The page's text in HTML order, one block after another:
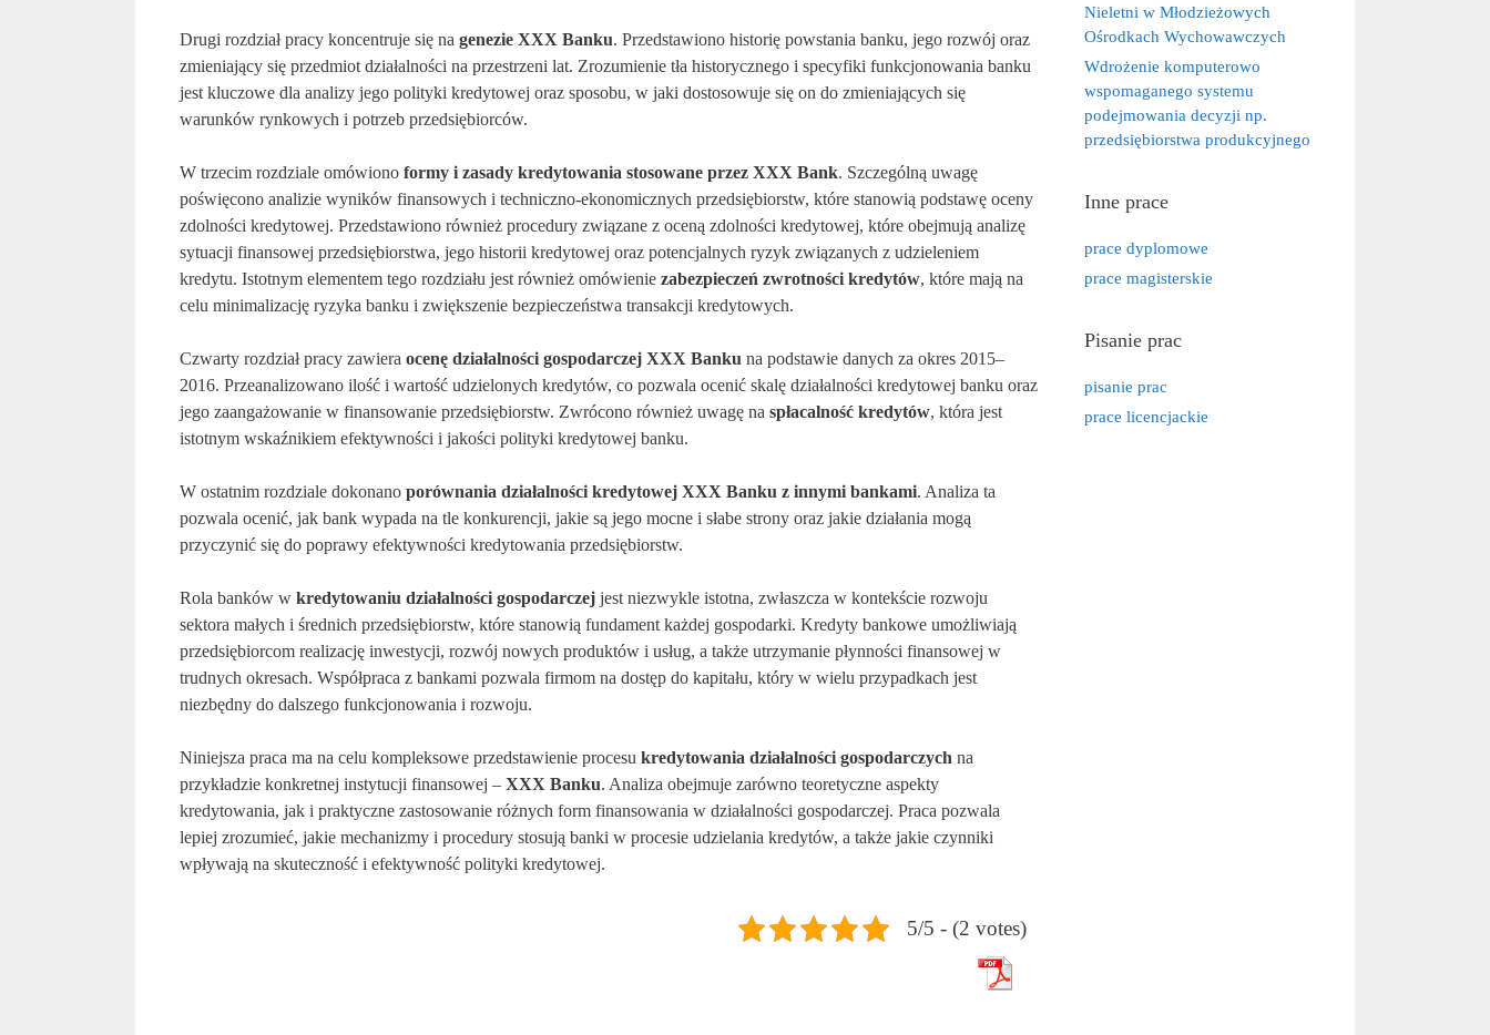
Drugi rozdział pracy koncentruje się na genezie XXX Banku. Przedstawiono historię powstania banku, jego rozwój oraz
zmieniający się przedmiot działalności na przestrzeni lat. Zrozumienie tła historycznego i specyfiki funkcjonowania banku
jest kluczowe dla analizy jego polityki kredytowej oraz sposobu, w jaki dostosowuje się on do zmieniających się
warunków rynkowych i potrzeb przedsiębiorców.
W trzecim rozdziale omówiono formy i zasady kredytowania stosowane przez XXX Bank. Szczególną uwagę
poświęcono analizie wyników finansowych i techniczno-ekonomicznych przedsiębiorstw, które stanowią podstawę oceny
zdolności kredytowej. Przedstawiono również procedury związane z oceną zdolności kredytowej, które obejmują analizę
sytuacji finansowej przedsiębiorstwa, jego historii kredytowej oraz potencjalnych ryzyk związanych z udzieleniem
kredytu. Istotnym elementem tego rozdziału jest również omówienie zabezpieczeń zwrotności kredytów, które mają na
celu minimalizację ryzyka banku i zwiększenie bezpieczeństwa transakcji kredytowych.
Czwarty rozdział pracy zawiera ocenę działalności gospodarczej XXX Banku na podstawie danych za okres 2015–
2016. Przeanalizowano ilość i wartość udzielonych kredytów, co pozwala ocenić skalę działalności kredytowej banku oraz
jego zaangażowanie w finansowanie przedsiębiorstw. Zwrócono również uwagę na spłacalność kredytów, która jest
istotnym wskaźnikiem efektywności i jakości polityki kredytowej banku.
W ostatnim rozdziale dokonano porównania działalności kredytowej XXX Banku z innymi bankami. Analiza ta
pozwala ocenić, jak bank wypada na tle konkurencji, jakie są jego mocne i słabe strony oraz jakie działania mogą
przyczynić się do poprawy efektywności kredytowania przedsiębiorstw.
Rola banków w kredytowaniu działalności gospodarczej jest niezwykle istotna, zwłaszcza w kontekście rozwoju
sektora małych i średnich przedsiębiorstw, które stanowią fundament każdej gospodarki. Kredyty bankowe umożliwiają
przedsiębiorcom realizację inwestycji, rozwój nowych produktów i usług, a także utrzymanie płynności finansowej w
trudnych okresach. Współpraca z bankami pozwala firmom na dostęp do kapitału, który w wielu przypadkach jest
niezbędny do dalszego funkcjonowania i rozwoju.
Niniejsza praca ma na celu kompleksowe przedstawienie procesu kredytowania działalności gospodarczych na
przykładzie konkretnej instytucji finansowej – XXX Banku. Analiza obejmuje zarówno teoretyczne aspekty
kredytowania, jak i praktyczne zastosowanie różnych form finansowania w działalności gospodarczej. Praca pozwala
lepiej zrozumieć, jakie mechanizmy i procedury stosują banki w procesie udzielania kredytów, a także jakie czynniki
wpływają na skuteczność i efektywność polityki kredytowej.
5/5 - (2 votes)
Nieletni w Młodzieżowych
Ośrodkach Wychowawczych
Wdrożenie komputerowo
wspomaganego systemu
podejmowania decyzji np.
przedsiębiorstwa produkcyjnego
Inne prace
prace dyplomowe
prace magisterskie
Pisanie prac
pisanie prac
prace licencjackie